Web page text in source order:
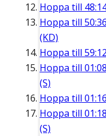
Hoppa till
Hoppa till 50:36
(KD)
Hoppa till 59:12
Hoppa till
(S)
Hoppa till
Hoppa till
(S)